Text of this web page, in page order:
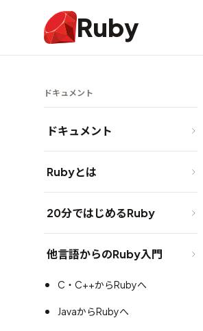
Ruby
ドキュメント
ドキュメント
Rubyとは
20分ではじめるRuby
他言語からのRuby入門
C・C++からRubyへ
JavaからRubyへ